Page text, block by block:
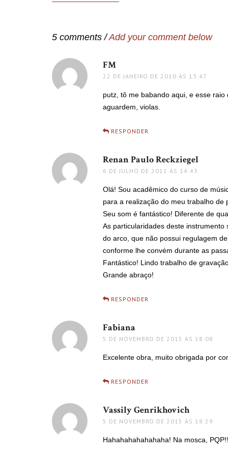
5 comments /Add your comment below
FM
22 DE JANEIRO DE 2010 ÀS 13:47
putz, tô me babando aqui, e esse
aguardem, violas.
RESPONDER
Renan Paulo Reckziegel
6 DE JULHO DE 2011 ÀS 14:43
Olá! Sou acadêmico do curso de
para a realização do meu trabalho de
Seu som é fantástico! Diferente de
As particularidades deste
do arco, que não possui regulagem
conforme lhe convém durante as
Fantástico! Lindo trabalho de
Grande abraço!
RESPONDER
Fabiana
5 DE NOVEMBRO DE 2015 ÀS 18:08
Excelente obra, muito obrigada por
RESPONDER
Vassily Genrikhovichdisse:
5 DE NOVEMBRO DE 2015 ÀS 18:29
Hahahahahahahaha! Na mosca,